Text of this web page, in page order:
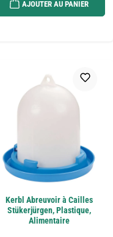
AJOUTER AU PANIER
Kerbl Abreuvoir à Cailles
Stükerjürgen, Plastique,
Alimentaire